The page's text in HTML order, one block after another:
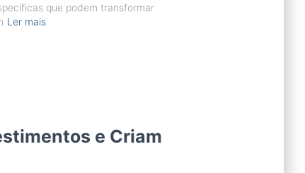
que podem transformar
Ler mais
e Criam